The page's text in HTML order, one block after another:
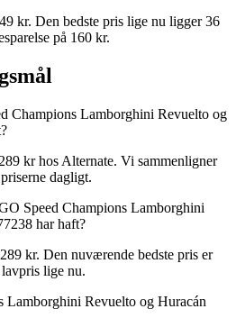
kr. Den bedste pris lige nu ligger 36
på 160 kr.
Champions Lamborghini Revuelto og
kr hos Alternate. Vi sammenligner
dagligt.
Speed Champions Lamborghini
har haft?
kr. Den nuværende bedste pris er
lige nu.
Lamborghini Revuelto og Huracán